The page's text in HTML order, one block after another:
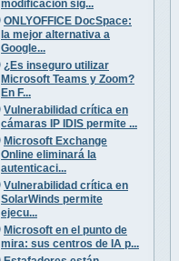
modificación sig...
ONLYOFFICE DocSpace:
la mejor alternativa a
Google...
¿Es inseguro utilizar
Microsoft Teams y Zoom?
En F...
Vulnerabilidad crítica en
cámaras IP IDIS permite ...
Microsoft Exchange
Online eliminará la
autenticaci...
Vulnerabilidad crítica en
SolarWinds permite
ejecu...
Microsoft en el punto de
mira: sus centros de IA p...